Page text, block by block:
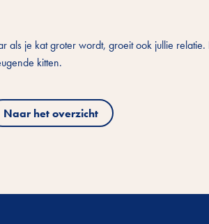
als je kat groter wordt, groeit ook jullie
kitten.
Naar het overzicht